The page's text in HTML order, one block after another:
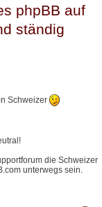
phpBB auf
ständig
Schweizer
die Schweizer
unterwegs sein.